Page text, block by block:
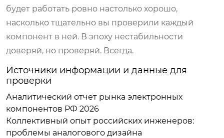
будет работать ровно настолько хорошо,
насколько тщательно вы проверили каждый
компонент в ней. В эпоху нестабильности
доверяй, но проверяй. Всегда.
Источники информации и данные для
проверки
Аналитический отчет рынка электронных
компонентов РФ 2026
Коллективный опыт российских инженеров:
проблемы аналогового дизайна